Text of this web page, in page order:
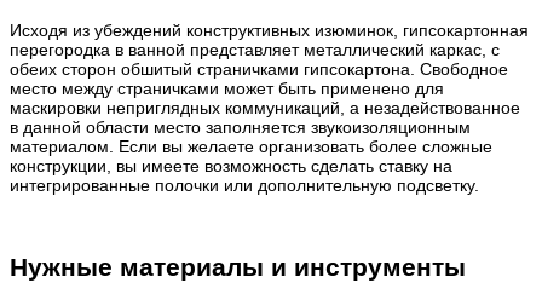
Исходя из убеждений конструктивных изюминок, гипсокартонная
перегородка в ванной представляет металлический каркас, с
обеих сторон обшитый страничками гипсокартона. Свободное
место между страничками может быть применено для
маскировки неприглядных коммуникаций, а незадействованное
в данной области место заполняется звукоизоляционным
материалом. Если вы желаете организовать более сложные
конструкции, вы имеете возможность сделать ставку на
интегрированные полочки или дополнительную подсветку.
Нужные материалы и инструменты